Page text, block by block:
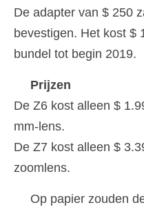
De adapter van $ 250
bevestigen. Het kost $
bundel tot begin 2019.
Prijzen
De Z6 kost alleen $
mm-lens.
De Z7 kost alleen $
zoomlens.
Op papier zouden